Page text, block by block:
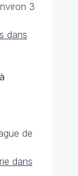
3
dans
de
dans